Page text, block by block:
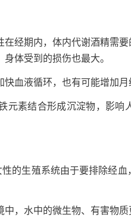
期内，体内代谢酒精需要
体受到的损伤也最大。
液循环，也有可能增加月
素结合形成沉淀物，影响
的生殖系统由于要排除经血
水中的微生物、有害物质